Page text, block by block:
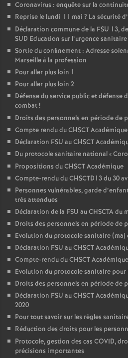
Coronavirus : enquête sur la
Reprise le lundi 11 mai ? La sécurité
Déclaration commune de la FSU 13,
SUD Education sur l’urgence
Sortie du confinement : Adresse
Marseille à la profession
Pour aller plus loin 1
Pour aller plus loin 2
Défense du service public et défense
combat!
Droits des personnels en période de
Compte rendu du CHSCT
Déclaration FSU au CHSCT
Du protocole sanitaire national «
Propositions du CHSCT Académique
Compte-rendu du CHSCTD13 du 30
Personnes vulnérables, garde
très attendues
Déclaration de la FSU au CHSCTA du
Droits des personnels en période de
Evolution du protocole sanitaire (maj
Déclaration FSU au CHSCT
Compte-rendu du CHSCT
Evolution du protocole sanitaire pour
Droits des personnels en période de
Déclaration FSU au CHSCT
2020
Pour tout savoir sur les règles
Réduction des droits pour les
Protocole, gestion des cas COVID,
précisions importantes